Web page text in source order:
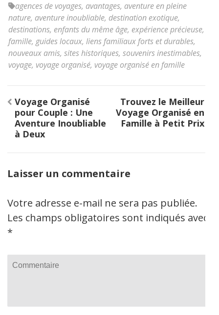
agences de voyages, avantages, aventure en pleine
nature, aventure inoubliable, destination exotique,
destinations, enfants du même âge, expérience précieuse,
famille, guides locaux, liens familiaux forts et durables,
nouveaux amis, sites historiques, souvenirs inestimables,
voyage, voyage organisé, voyage organisé en famille
Navigation
de
l’article
Voyage Organisé
pour Couple : Une
Aventure Inoubliable
à Deux
Trouvez le Meilleur
Voyage Organisé en
Famille à Petit Prix
Laisser un commentaire
Votre adresse e-mail ne sera pas publiée.
Les champs obligatoires sont indiqués avec
*
Commentaire